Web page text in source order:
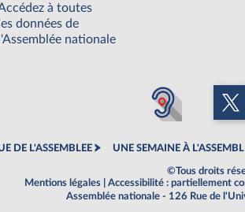
à toutes
les données de
l'Assemblée nationale
DE L'ASSEMBLEE UNE SEMAINE À
©Tous droits
Mentions légales
Accessibilité : partiellement
Assemblée nationale - 126 Rue de